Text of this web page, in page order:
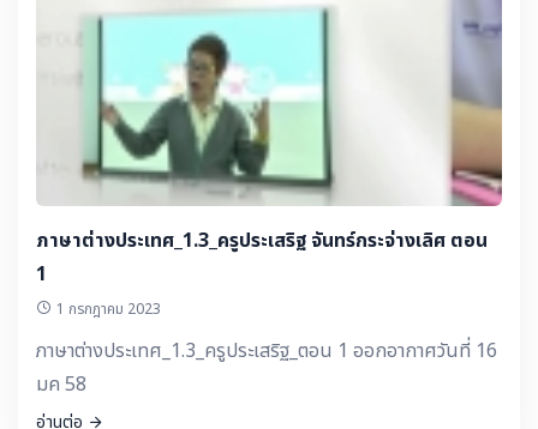
ภาษาต่างประเทศ_1.3_ครูประเสริฐ จันทร์กระจ่างเลิศ ตอน
1
1 กรกฎาคม 2023
ภาษาต่างประเทศ_1.3_ครูประเสริฐ_ตอน 1 ออกอากาศวันที่ 16
มค 58
อ่านต่อ